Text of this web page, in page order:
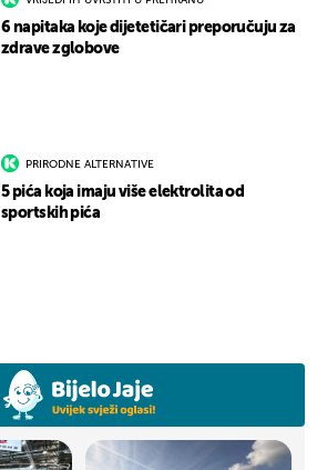
6 napitaka koje dijetetičari preporučuju za
zdrave zglobove
PRIRODNE ALTERNATIVE
5 pića koja imaju više elektrolita od
sportskih pića